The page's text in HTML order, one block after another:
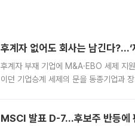
후계자 없어도 회사는 남긴다
후계자 부재 기업에 M&A·EBO 세제 지
이던 기업승계 세제의 문을 동종기업과
MSCI 발표 D-7…후보주 반등에